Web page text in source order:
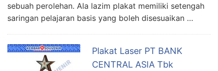
sebuah perolehan. Ala lazim plakat memiliki setengah
saringan pelajaran basis yang boleh disesuaikan …
Plakat Laser PT BANK
CENTRAL ASIA Tbk